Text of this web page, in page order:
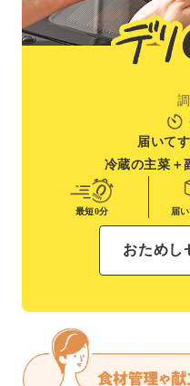
届いて
冷蔵の主菜＋
最短0分 届
おためし